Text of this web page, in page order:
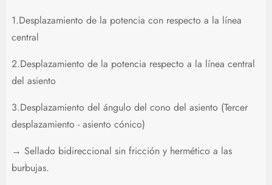
1.Desplazamiento de la potencia con respecto a la línea
central
2.Desplazamiento de la potencia respecto a la línea central
del asiento
3.Desplazamiento del ángulo del cono del asiento (Tercer
desplazamiento - asiento cónico)
→ Sellado bidireccional sin fricción y hermético a las
burbujas.